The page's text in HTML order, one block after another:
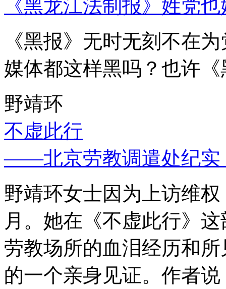
《黑龙江法制报》姓党
《黑报》无时无刻不在
媒体都这样黑吗？也许
野靖环
不虚此行
——北京劳教调遣处纪实
野靖环女士因为上访维
月。她在《不虚此行》
劳教场所的血泪经历和
的一个亲身见证。作者